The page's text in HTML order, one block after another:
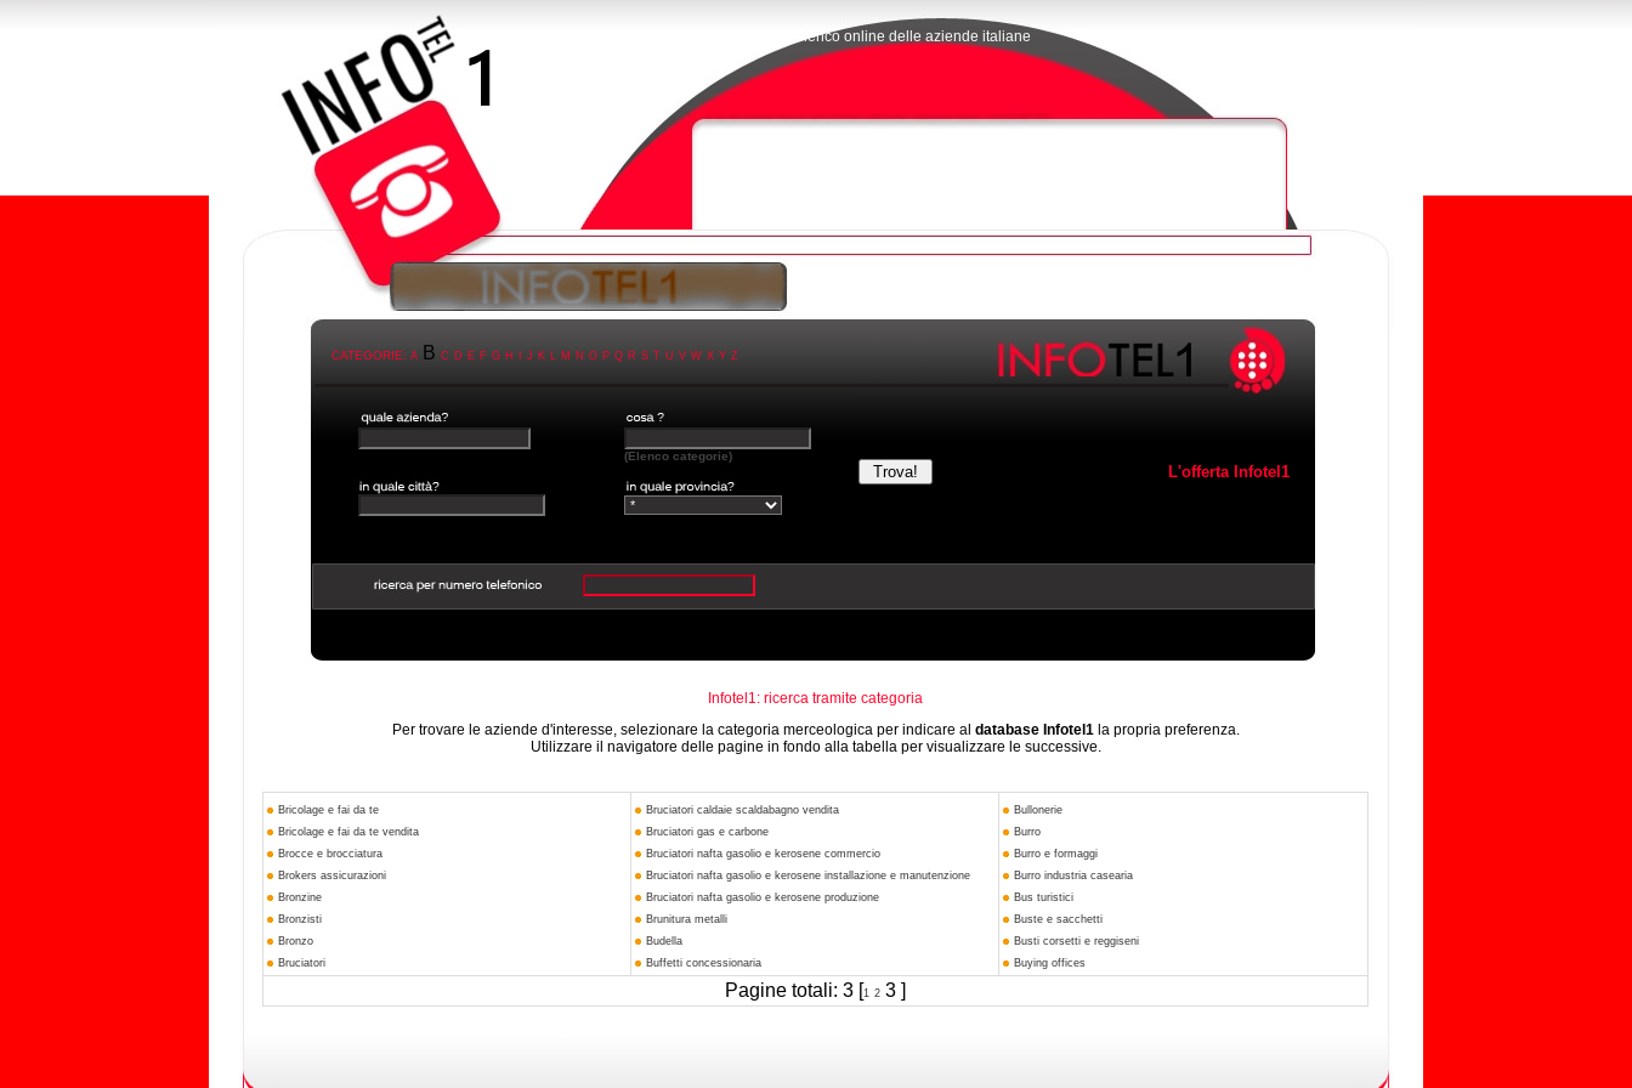
CATEGORIE: A B C D E F G H J K L M N O P Q R S T U V W X Y Z
(Elenco categorie)
L'offerta Infotel1
L'elenco online delle aziende italiane
Infotel1: ricerca tramite categoria
Per trovare le aziende d'interesse, selezionare la categoria merceologica per indicare al database Infotel1la propria preferenza.
Utilizzare il navigatore delle pagine in fondo alla tabella per visualizzare le successive.
Bricolage e fai da te
Bricolage e fai da te vendita
Brocce e brocciatura
Brokers assicurazioni
Bronzine
Bronzisti
Bronzo
Bruciatori
Bruciatori caldaie scaldabagno vendita
Bruciatori gas e carbone
Bruciatori nafta gasolio e kerosene commercio
Bruciatori nafta gasolio e kerosene installazione e manutenzione
Bruciatori nafta gasolio e kerosene produzione
Brunitura metalli
Budella
Buffetti concessionaria
Bullonerie
Burro
Burro e formaggi
Burro industria casearia
Bus turistici
Buste e sacchetti
Busti corsetti e reggiseni
Buying offices
Pagine totali: 3 [1 2 3 ]